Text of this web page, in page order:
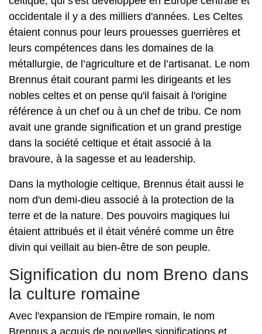
occidentale il y a des milliers d'années. Les Celtes
étaient connus pour leurs prouesses guerrières et
leurs compétences dans les domaines de la
métallurgie, de l’agriculture et de l’artisanat. Le nom
Brennus était courant parmi les dirigeants et les
nobles celtes et on pense qu'il faisait à l'origine
référence à un chef ou à un chef de tribu. Ce nom
avait une grande signification et un grand prestige
dans la société celtique et était associé à la
bravoure, à la sagesse et au leadership.
Dans la mythologie celtique, Brennus était aussi le
nom d'un demi-dieu associé à la protection de la
terre et de la nature. Des pouvoirs magiques lui
étaient attribués et il était vénéré comme un être
divin qui veillait au bien-être de son peuple.
Signification du nom Breno dans
la culture romaine
Avec l'expansion de l'Empire romain, le nom
Brennus a acquis de nouvelles significations et